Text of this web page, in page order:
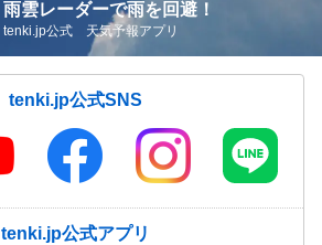
雨雲レーダーで雨を回避！
tenki.jp公式 天気予報アプリ
tenki.jp公式SNS
tenki.jp公式アプリ